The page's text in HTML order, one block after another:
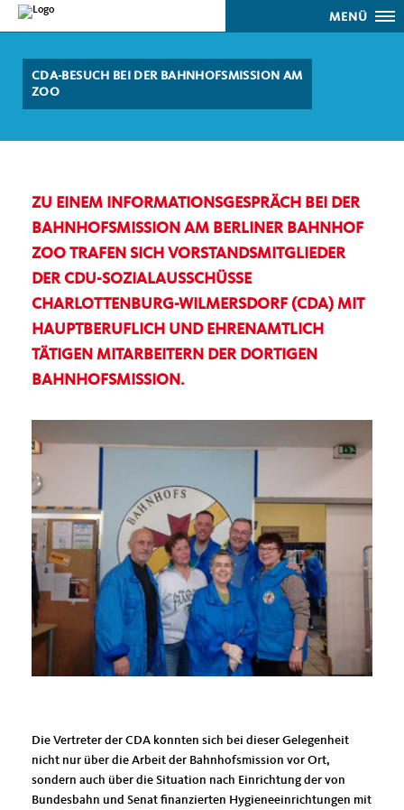
MENÜ
CDA-BESUCH BEI DER BAHNHOFSMISSION AM
ZOO
ZU EINEM INFORMATIONSGESPRÄCH BEI DER
BAHNHOFSMISSION AM BERLINER BAHNHOF
ZOO TRAFEN SICH VORSTANDSMITGLIEDER
DER CDU-SOZIALAUSSCHÜSSE
CHARLOTTENBURG-WILMERSDORF (CDA) MIT
HAUPTBERUFLICH UND EHRENAMTLICH
TÄTIGEN MITARBEITERN DER DORTIGEN
BAHNHOFSMISSION.
Die Vertreter der CDA konnten sich bei dieser Gelegenheit
nicht nur über die Arbeit der Bahnhofsmission vor Ort,
sondern auch über die Situation nach Einrichtung der von
Bundesbahn und Senat finanzierten Hygieneeinrichtungen mit